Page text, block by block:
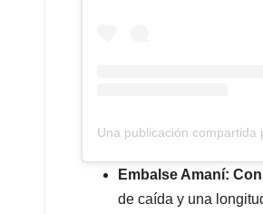
Una publicación compartida
Embalse Amaní:
de caída y una